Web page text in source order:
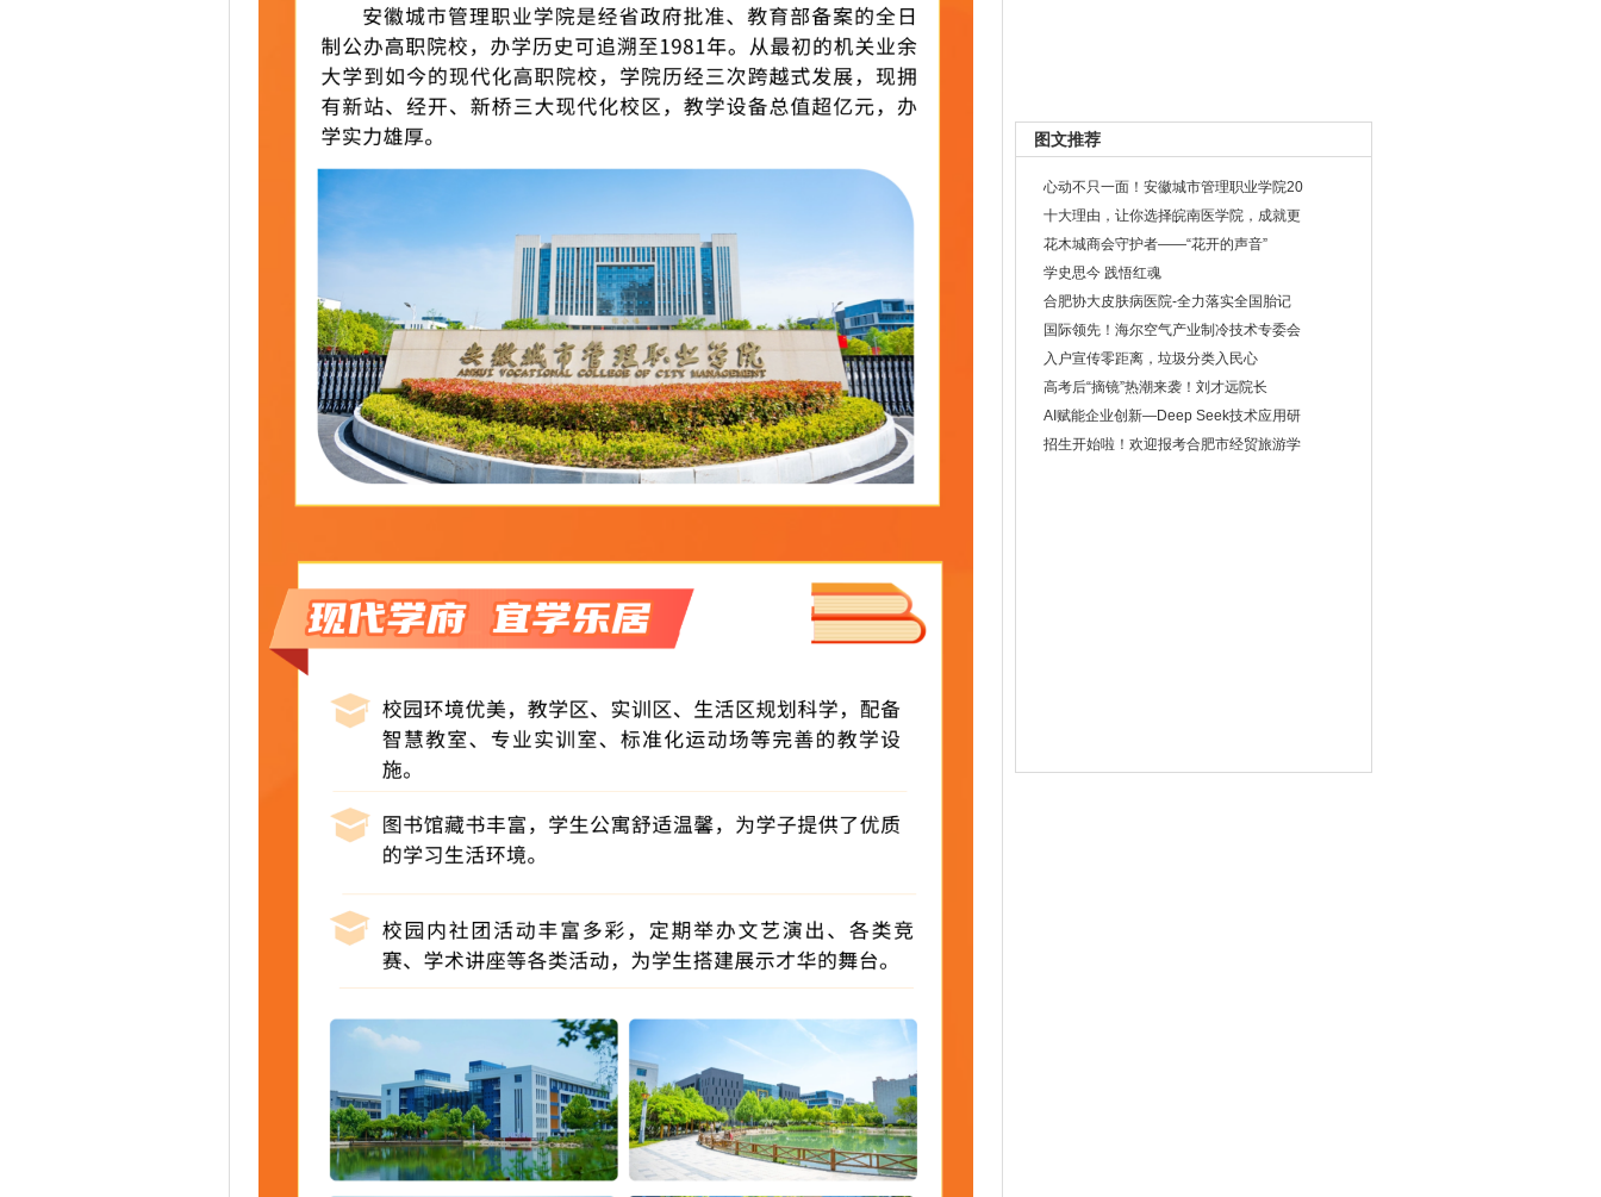
图文推荐
心动不只一面！安徽城市管理职业学院20
十大理由，让你选择皖南医学院，成就更
花木城商会守护者——“花开的声音”
学史思今 践悟红魂
合肥协大皮肤病医院-全力落实全国胎记
国际领先！海尔空气产业制冷技术专委会
入户宣传零距离，垃圾分类入民心
高考后“摘镜”热潮来袭！刘才远院长
AI赋能企业创新—Deep Seek技术应用研
招生开始啦！欢迎报考合肥市经贸旅游学